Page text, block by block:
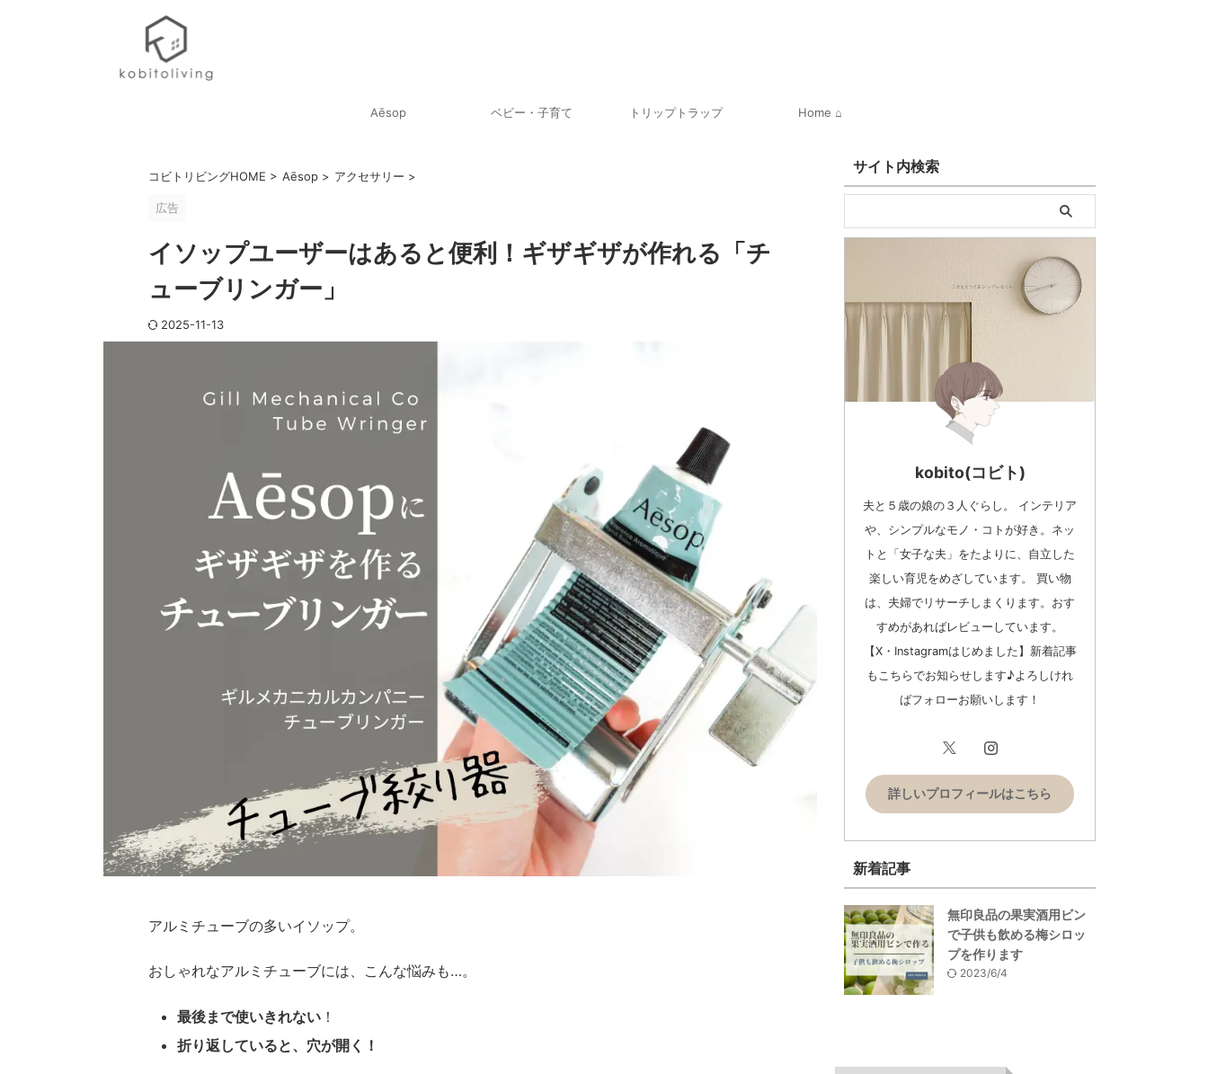
Aēsop ベビー・子育て トリップトラップ Home ⌂
コビトリビングHOME > Aēsop > アクセサリー >
広告
イソップユーザーはあると便利！ギザギザが作れる「チ
ューブリンガー」
2025-11-13
アルミチューブの多いイソップ。
おしゃれなアルミチューブには、こんな悩みも…。
最後まで使いきれない ！
折り返していると、穴が開く！
サイト内検索
kobito(コビト)
夫と５歳の娘の３人ぐらし。 インテリア
や、シンプルなモノ・コトが好き。ネッ
トと「女子な夫」をたよりに、自立した
楽しい育児をめざしています。 買い物
は、夫婦でリサーチしまくります。おす
すめがあればレビューしています。
【X・Instagramはじめました】新着記事
もこちらでお知らせします♪よろしけれ
ばフォローお願いします！
詳しいプロフィールはこちら
新着記事
無印良品の果実酒用ビン
で子供も飲める梅シロッ
プを作ります
2023/6/4